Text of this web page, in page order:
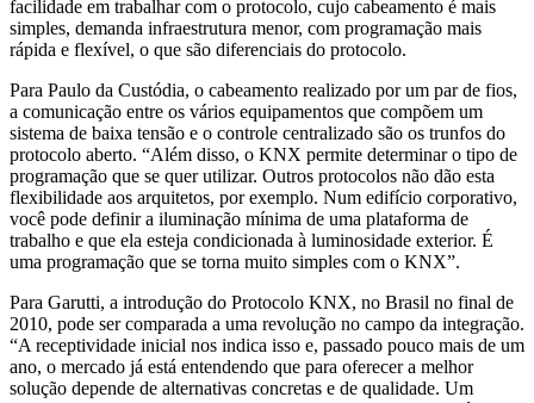
facilidade em trabalhar com o protocolo, cujo cabeamento é mais
simples, demanda infraestrutura menor, com programação mais
rápida e flexível, o que são diferenciais do protocolo.
Para Paulo da Custódia, o cabeamento realizado por um par de fios,
a comunicação entre os vários equipamentos que compõem um
sistema de baixa tensão e o controle centralizado são os trunfos do
protocolo aberto. “Além disso, o KNX permite determinar o tipo de
programação que se quer utilizar. Outros protocolos não dão esta
flexibilidade aos arquitetos, por exemplo. Num edifício corporativo,
você pode definir a iluminação mínima de uma plataforma de
trabalho e que ela esteja condicionada à luminosidade exterior. É
uma programação que se torna muito simples com o KNX”.
Para Garutti, a introdução do Protocolo KNX, no Brasil no final de
2010, pode ser comparada a uma revolução no campo da integração.
“A receptividade inicial nos indica isso e, passado pouco mais de um
ano, o mercado já está entendendo que para oferecer a melhor
solução depende de alternativas concretas e de qualidade. Um